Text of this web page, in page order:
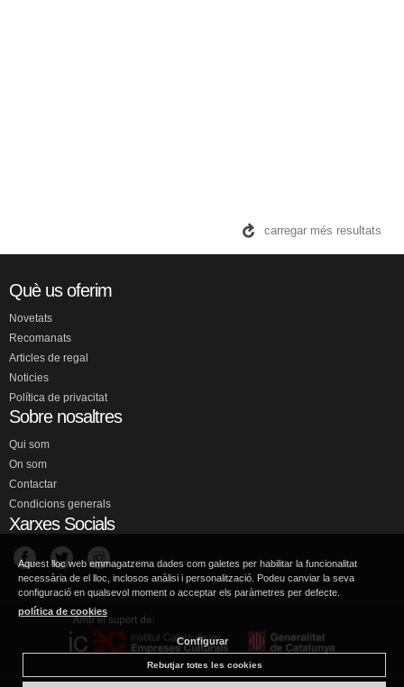
carregar més resultats
Què us oferim
Novetats
Recomanats
Articles de regal
Noticies
Política de privacitat
Sobre nosaltres
Qui som
On som
Contactar
Condicions generals
Xarxes Socials
Aquest lloc web emmagatzema dades com galetes per habilitar la funcionalitat
necessària de el lloc, inclosos anàlisi i personalització. Podeu canviar la seva
configuració en qualsevol moment o acceptar els paràmetres per defecte.
política de cookies
Configurar
Rebutjar totes les cookies